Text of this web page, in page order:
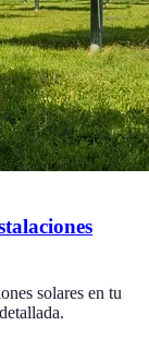
solares en tu